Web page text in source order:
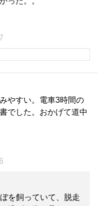
やすい。電車3時間の
でした。おかげて道中
を飼っていて、脱走